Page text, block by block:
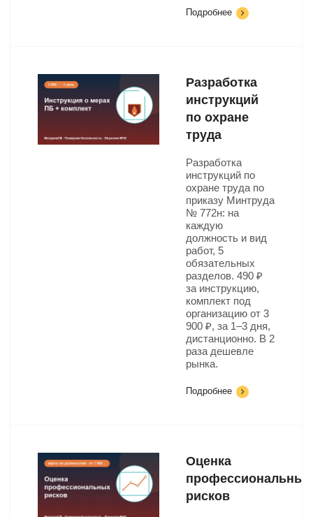
Подробнее
Разработка
инструкций
по охране
труда
Разработка
инструкций по
охране труда по
приказу Минтруда
№ 772н: на
каждую
должность и вид
работ, 5
обязательных
разделов. 490 ₽
за инструкцию,
комплект под
организацию от 3
900 ₽, за 1–3 дня,
дистанционно. В 2
раза дешевле
рынка.
Подробнее
Оценка
профессиональных
рисков